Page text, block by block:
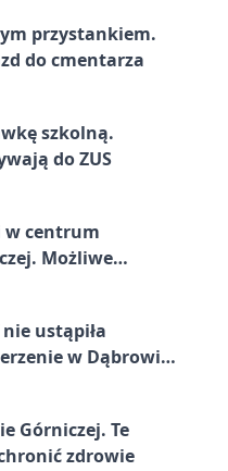
przystankiem.
do cmentarza
szkolną.
do ZUS
w centrum
Możliwe
ustąpiła
w Dąbrowie
Górniczej. Te
zdrowie